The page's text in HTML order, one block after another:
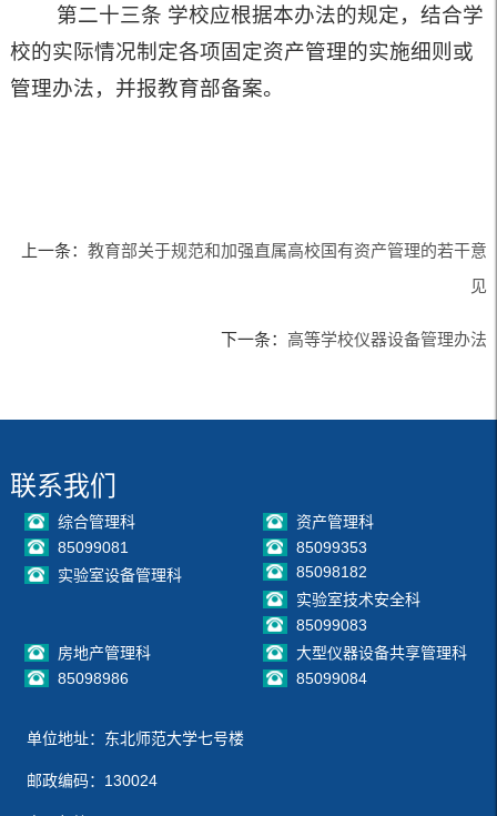
第二十三条 学校应根据本办法的规定，结合学
校的实际情况制定各项固定资产管理的实施细则或
管理办法，并报教育部备案。
上一条：教育部关于规范和加强直属高校国有资产管理的若干意
见
下一条： 高等学校仪器设备管理办法
联系我们
综合管理科
85099081
资产管理科
85099353
实验室设备管理科
85098182
实验室技术安全科
85099083
房地产管理科
85098986
大型仪器设备共享管理科
85099084
单位地址：东北师范大学七号楼
邮政编码：130024